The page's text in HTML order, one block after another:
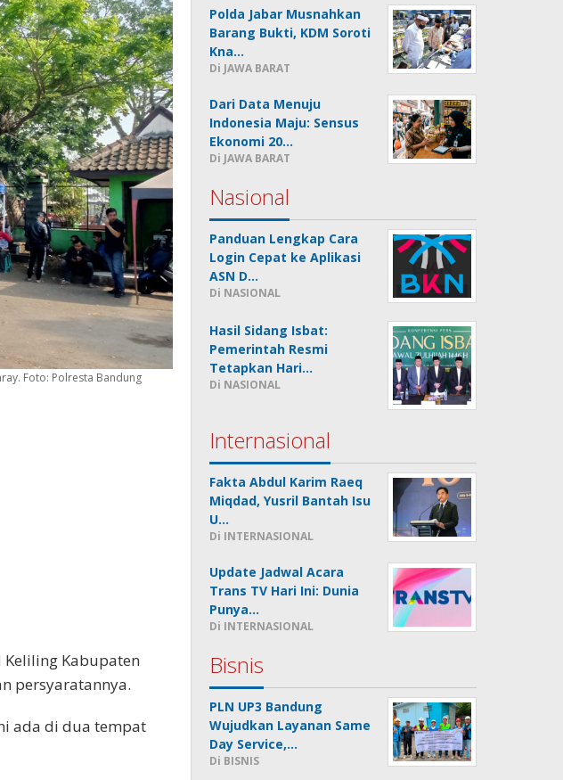
Foto: Polresta Bandung
Keliling Kabupaten
persyaratannya.
ada di dua tempat
Polda Jabar Musnahkan
Barang Bukti, KDM Soroti
Kna…
Di JAWA BARAT
Dari Data Menuju
Indonesia Maju: Sensus
Ekonomi 20…
Di JAWA BARAT
Nasional
Panduan Lengkap Cara
Login Cepat ke Aplikasi
ASN D…
Di NASIONAL
Hasil Sidang Isbat:
Pemerintah Resmi
Tetapkan Hari…
Di NASIONAL
Internasional
Fakta Abdul Karim Raeq
Miqdad, Yusril Bantah Isu
U…
Di INTERNASIONAL
Update Jadwal Acara
Trans TV Hari Ini: Dunia
Punya…
Di INTERNASIONAL
Bisnis
PLN UP3 Bandung
Wujudkan Layanan Same
Day Service,…
Di BISNIS